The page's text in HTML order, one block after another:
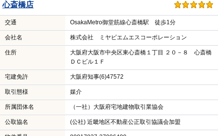
心斎橋店
交通 OsakaMetro御堂筋線心斎橋駅 徒歩1分
会社名 株式会社 ミヤビエムエスコーポレーション
住所
大阪府大阪市中央区東心斎橋１丁目 ２０－８ 心斎橋
ＤＣビル１Ｆ
宅建免許 大阪府知事(6)47572
取引態様 媒介
所属団体名 （一社）大阪府宅地建物取引業協会
公取協名 (公社) 近畿地区不動産公正取引協議会加盟